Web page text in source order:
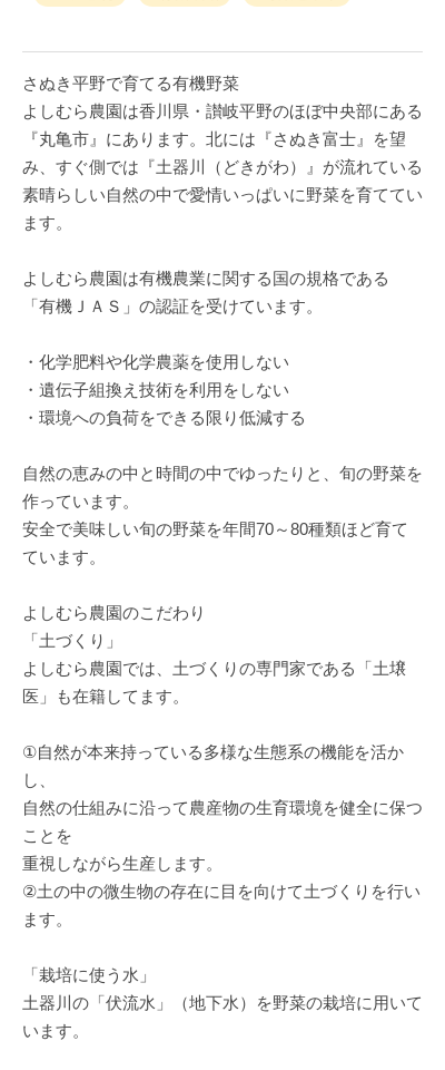
さぬき平野で育てる有機野菜
よしむら農園は香川県・讃岐平野のほぼ中央部にある
『丸亀市』にあります。北には『さぬき富士』を望
み、すぐ側では『土器川（どきがわ）』が流れている
素晴らしい自然の中で愛情いっぱいに野菜を育ててい
ます。
よしむら農園は有機農業に関する国の規格である
「有機ＪＡＳ」の認証を受けています。
・化学肥料や化学農薬を使用しない
・遺伝子組換え技術を利用をしない
・環境への負荷をできる限り低減する
自然の恵みの中と時間の中でゆったりと、旬の野菜を
作っています。
安全で美味しい旬の野菜を年間70～80種類ほど育て
ています。
よしむら農園のこだわり
「土づくり」
よしむら農園では、土づくりの専門家である「土壌
医」も在籍してます。
①自然が本来持っている多様な生態系の機能を活か
し、
自然の仕組みに沿って農産物の生育環境を健全に保つ
ことを
重視しながら生産します。
②土の中の微生物の存在に目を向けて土づくりを行い
ます。
「栽培に使う水」
土器川の「伏流水」（地下水）を野菜の栽培に用いて
います。